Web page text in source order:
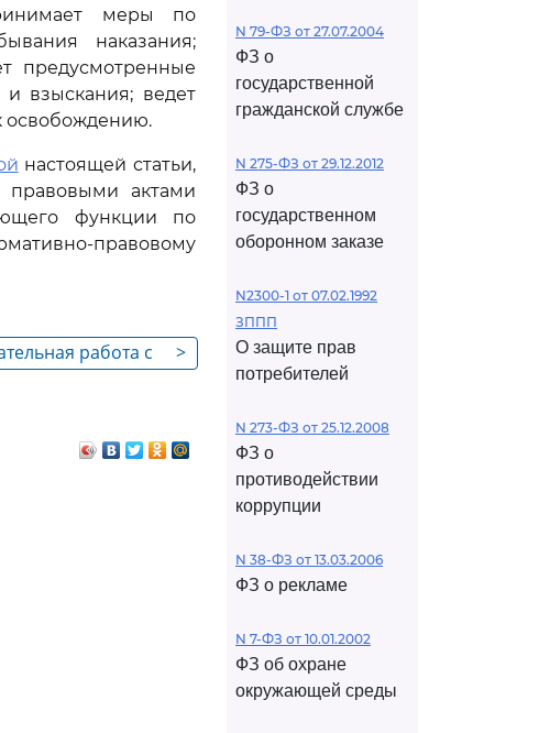
меры по
наказания;
предусмотренные
взыскания; ведет
освобождению.
настоящей статьи,
правовыми актами
функции по
правовому
>
работа с
N 79-ФЗ от 27.07.2004
ФЗ о
государственной
гражданской службе
N 275-ФЗ от 29.12.2012
ФЗ о
государственном
оборонном заказе
N2300-1 от 07.02.1992
ЗППП
О защите прав
потребителей
N 273-ФЗ от 25.12.2008
ФЗ о
противодействии
коррупции
N 38-ФЗ от 13.03.2006
ФЗ о рекламе
N 7-ФЗ от 10.01.2002
ФЗ об охране
окружающей среды